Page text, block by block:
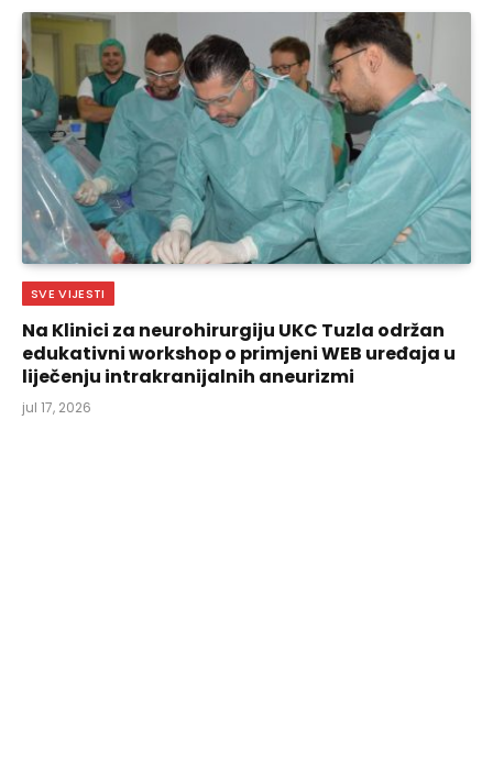
SVE VIJESTI
Na Klinici za neurohirurgiju UKC Tuzla održan
edukativni workshop o primjeni WEB uređaja u
liječenju intrakranijalnih aneurizmi
jul 17, 2026